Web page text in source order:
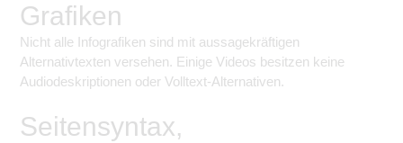
Grafiken
Nicht alle Infografiken sind mit aussagekräftigen
Alternativtexten versehen. Einige Videos besitzen keine
Audiodeskriptionen oder Volltext-Alternativen.
Seitensyntax,